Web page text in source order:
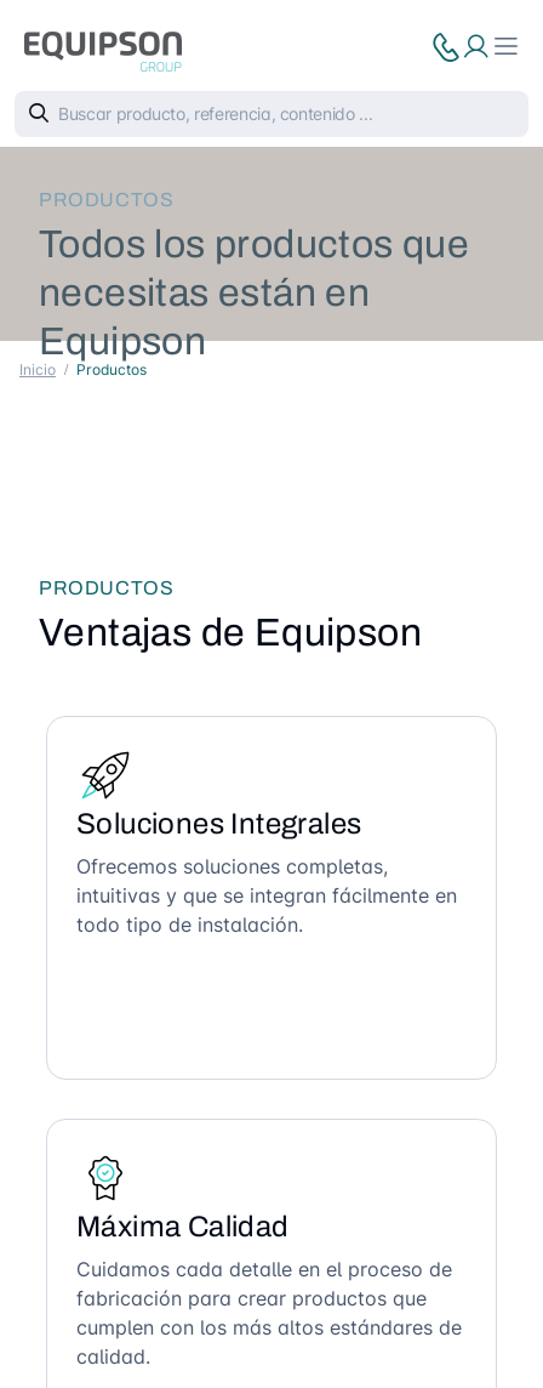
PRODUCTOS
Todos los productos que
necesitas están en
Equipson
Inicio Productos
PRODUCTOS
Ventajas de Equipson
Soluciones Integrales
Ofrecemos soluciones completas,
intuitivas y que se integran fácilmente en
todo tipo de instalación.
Máxima Calidad
Cuidamos cada detalle en el proceso de
fabricación para crear productos que
cumplen con los más altos estándares de
calidad.